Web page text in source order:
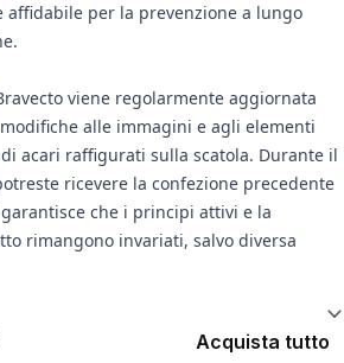
affidabile per la prevenzione a lungo
viene regolarmente aggiornata
alle immagini e agli elementi
acari raffigurati sulla scatola. Durante il
ricevere la confezione precedente
che i principi attivi e la
rimangono invariati, salvo diversa
Acquista tutto